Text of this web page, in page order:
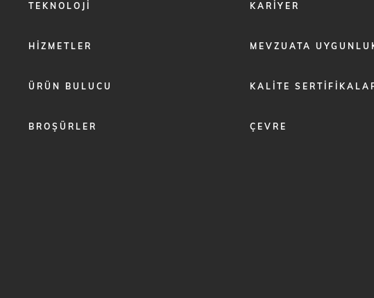
TEKNOLOJI
HIZMETLER
ÜRÜN BULUCU
BROŞÜRLER
KARIYER
MEVZUATA
KALITE
ÇEVRE